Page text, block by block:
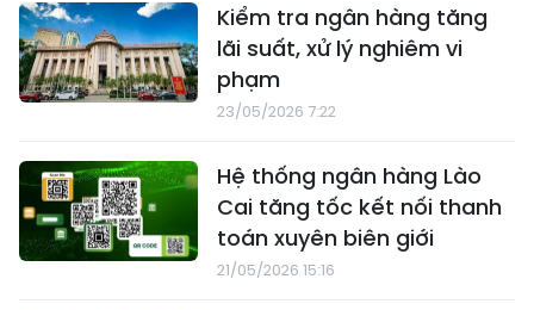
Kiểm tra ngân hàng tăng
lãi suất, xử lý nghiêm vi
phạm
23/05/2026 7:22
Hệ thống ngân hàng Lào
Cai tăng tốc kết nối thanh
toán xuyên biên giới
21/05/2026 15:16